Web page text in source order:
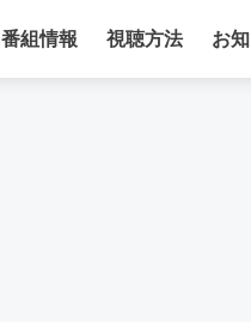
番組情報 視聴方法 お